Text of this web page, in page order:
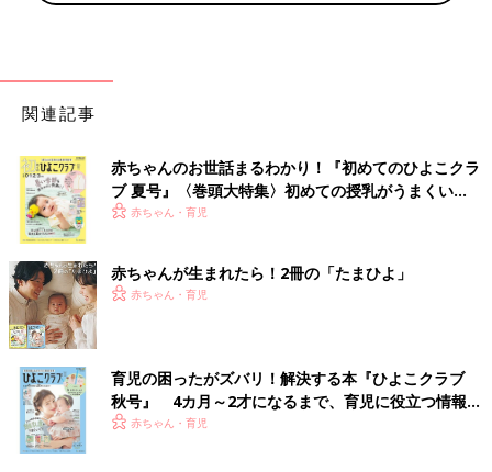
関連記事
赤ちゃんのお世話まるわかり！『初めてのひよこクラ
ブ 夏号』〈巻頭大特集〉初めての授乳がうまくい
く！ おっぱい・ミルクの基本と夏のトラブル 解決テ
赤ちゃん・育児
赤ちゃんが生まれたら！2冊の「たまひよ」
赤ちゃん・育児
育児の困ったがズバリ！解決する本『ひよこクラブ
秋号』 4カ月～2才になるまで、育児に役立つ情報が
いっぱい！
赤ちゃん・育児